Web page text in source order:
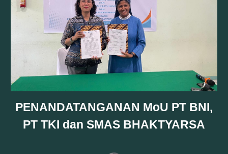
PENANDATANGANAN MoU PT BNI,
PT TKI dan SMAS BHAKTYARSA